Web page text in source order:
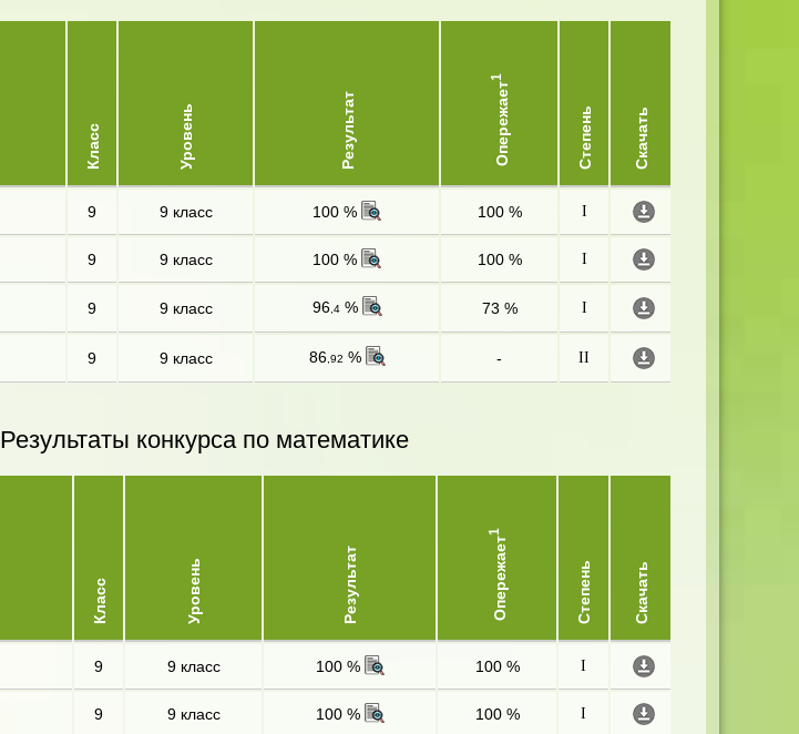
Класс Уровень Результат Опережает
1
Степень Скачать
9 9 класс 100 % 100 % I
9 9 класс 100 % 100 % I
9 9 класс 96,4% 73 % I
9 9 класс 86,92 % - II
Результаты конкурса по математике
Класс Уровень Результат Опережает
1
Степень Скачать
9 9 класс 100 % 100 % I
9 9 класс 100 % 100 % I